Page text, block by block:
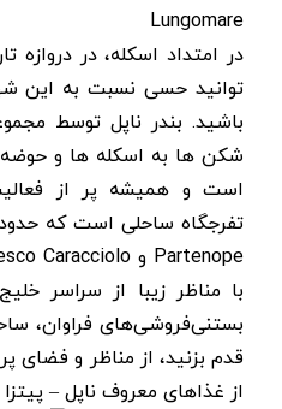
Lungomare
در امتداد اسکله، در دروازه
توانید حسی نسبت به این
باشید. بندر ناپل توسط
شکن ها به اسکله ها و
است و همیشه پر از
تفرجگاه ساحلی است که حدود 2.4 کیلومتر در
Partenope و Caracciolo
با مناظر زیبا از سراسر
بستنی‌فروشی‌های فراوان،
قدم بزنید، از مناظر و
از غذاهای معروف ناپل –